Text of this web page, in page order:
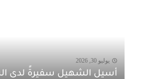
يوليو 30, 2026
أسيل الشهيل سفيرةً لدى